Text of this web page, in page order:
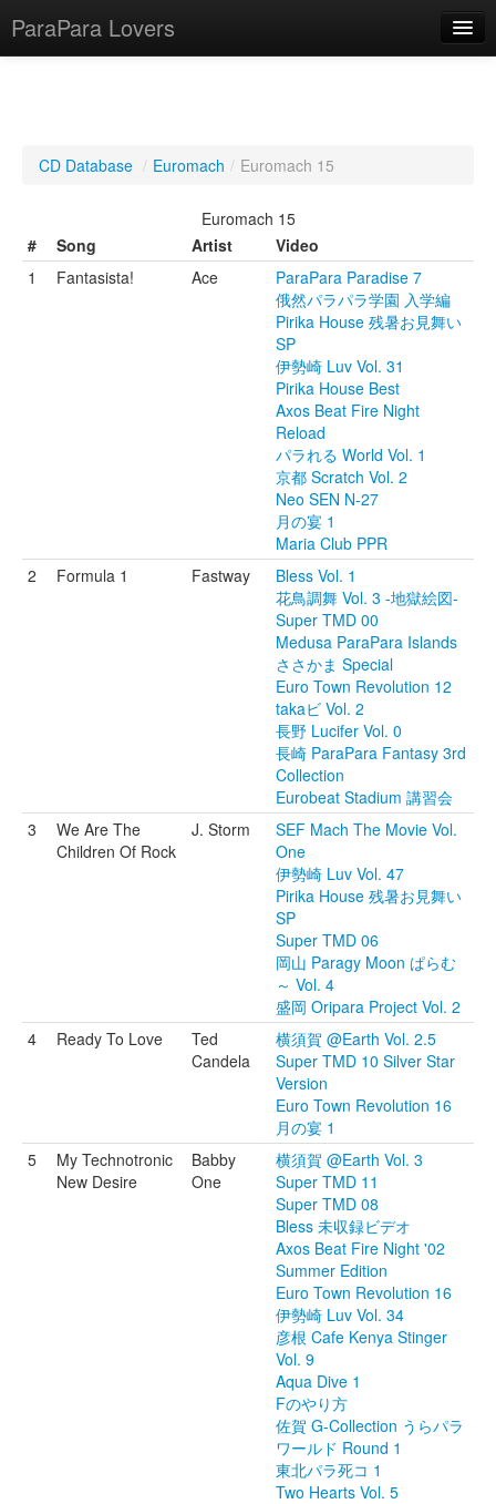
ParaPara Lovers
TechPara Video Database
CD Database
CD Database / Euromach / Euromach 15
Euromach 15
#
Song Artist
Video
1
Fantasista! Ace
ParaPara Paradise 7
俄然パラパラ学園 入学編
Pirika House 残暑お見舞い
SP
伊勢崎 Luv Vol. 31
Pirika House Best
Axos Beat Fire Night
Reload
パラれる World Vol. 1
京都 Scratch Vol. 2
Neo SEN N-27
月の宴 1
Maria Club PPR
2
Formula 1 Fastway
Bless Vol. 1
花鳥調舞 Vol. 3 -地獄絵図-
Super TMD 00
Medusa ParaPara Islands
ささかま Special
Euro Town Revolution 12
takaビ Vol. 2
長野 Lucifer Vol. 0
長崎 ParaPara Fantasy 3rd
Collection
Eurobeat Stadium 講習会
3
We Are The
Children Of Rock
J. Storm
SEF Mach The Movie Vol.
One
伊勢崎 Luv Vol. 47
Pirika House 残暑お見舞い
SP
Super TMD 06
岡山 Paragy Moon ぱらむ
～ Vol. 4
盛岡 Oripara Project Vol. 2
4
Ready To Love
Ted
Candela
横須賀 @Earth Vol. 2.5
Super TMD 10 Silver Star
Version
Euro Town Revolution 16
月の宴 1
5
My Technotronic
New Desire
Babby
One
横須賀 @Earth Vol. 3
Super TMD 11
Super TMD 08
Bless 未収録ビデオ
Axos Beat Fire Night '02
Summer Edition
Euro Town Revolution 16
伊勢崎 Luv Vol. 34
彦根 Cafe Kenya Stinger
Vol. 9
Aqua Dive 1
Fのやり方
佐賀 G-Collection うらパラ
ワールド Round 1
東北パラ死コ 1
Two Hearts Vol. 5